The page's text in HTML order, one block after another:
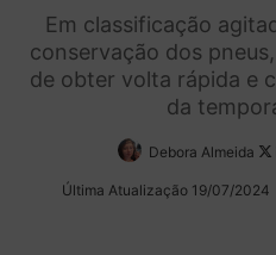
Em classificação
conservação dos
de obter volta rápida e
da
Debora Almeida
Última Atualização 19/07/2024